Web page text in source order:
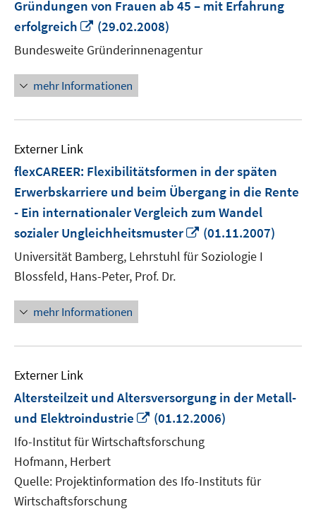
Gründungen von Frauen ab 45 – mit Erfahrung
erfolgreich
In
neuem
Fenster
öffnen
(29.02.2008)
Bundesweite Gründerinnenagentur
mehr Informationen
Externer Link
flexCAREER: Flexibilitätsformen in der späten
Erwerbskarriere und beim Übergang in die Rente
- Ein internationaler Vergleich zum Wandel
sozialer Ungleichheitsmuster
In
neuem
Fenster
(01.11.2007)
Universität Bamberg, Lehrstuhl für Soziologie I
Blossfeld, Hans-Peter, Prof. Dr.
mehr Informationen
Externer Link
Altersteilzeit und Altersversorgung in der Metall-
und Elektroindustrie
In
neuem
Fenster
(01.12.2006)
Ifo-Institut für Wirtschaftsforschung
Hofmann, Herbert
Quelle: Projektinformation des Ifo-Instituts für
Wirtschaftsforschung